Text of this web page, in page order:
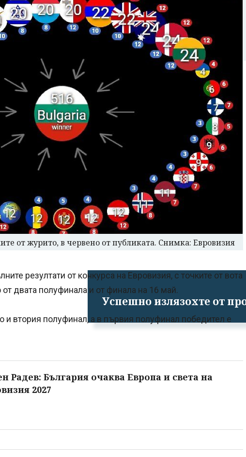
Успешно излязохте от
от журито, в червено от публиката. Снимка: Евровизия
резултати от конкурса на Евровизия, с точките от вота
двата полуфинала и от финала на 16 май.
и втория полуфинал, а в първия полуфинал победител е
Радев: България очаква Европа и света на
2027